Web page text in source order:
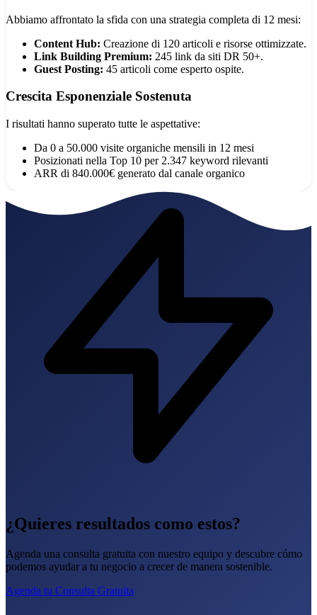
Abbiamo affrontato la sfida con una strategia completa di 12 mesi:
Content Hub: Creazione di 120 articoli e risorse ottimizzate.
Link Building Premium: 245 link da siti DR 50+.
Guest Posting: 45 articoli come esperto ospite.
Crescita Esponenziale Sostenuta
I risultati hanno superato tutte le aspettative:
Da 0 a 50.000 visite organiche mensili in 12 mesi
Posizionati nella Top 10 per 2.347 keyword rilevanti
ARR di 840.000€ generato dal canale organico
¿Quieres resultados como estos?
Agenda una consulta gratuita con nuestro equipo y descubre cómo
podemos ayudar a tu negocio a crecer de manera sostenible.
Agenda tu Consulta Gratuita